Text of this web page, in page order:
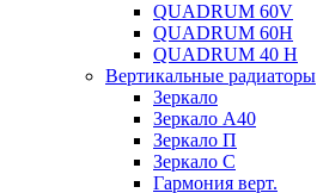
QUADRUM 60V
QUADRUM 60H
QUADRUM 40 H
Вертикальные радиаторы
Зеркало
Зеркало А40
Зеркало П
Зеркало С
Гармония верт.